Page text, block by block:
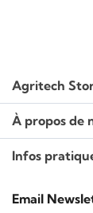
Agritech
À propos de
Infos
Email